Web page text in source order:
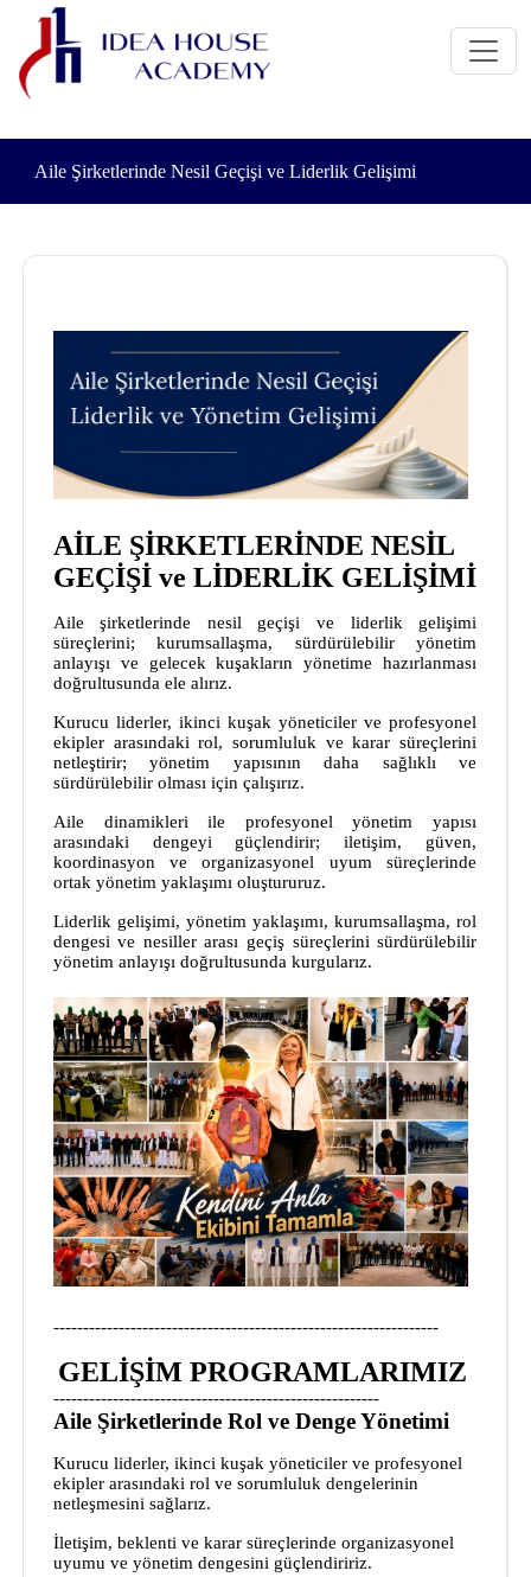
Aile Şirketlerinde Nesil Geçişi ve Liderlik Gelişimi
AİLE ŞİRKETLERİNDE NESİL
GEÇİŞİ ve LİDERLİK GELİŞİMİ
Aile şirketlerinde nesil geçişi ve liderlik gelişimi
süreçlerini; kurumsallaşma, sürdürülebilir yönetim
anlayışı ve gelecek kuşakların yönetime hazırlanması
doğrultusunda ele alırız.
Kurucu liderler, ikinci kuşak yöneticiler ve profesyonel
ekipler arasındaki rol, sorumluluk ve karar süreçlerini
netleştirir; yönetim yapısının daha sağlıklı ve
sürdürülebilir olması için çalışırız.
Aile dinamikleri ile profesyonel yönetim yapısı
arasındaki dengeyi güçlendirir; iletişim, güven,
koordinasyon ve organizasyonel uyum süreçlerinde
ortak yönetim yaklaşımı oluştururuz.
Liderlik gelişimi, yönetim yaklaşımı, kurumsallaşma, rol
dengesi ve nesiller arası geçiş süreçlerini sürdürülebilir
yönetim anlayışı doğrultusunda kurgularız.
-----------------------------------------------------------------
GELİŞİM PROGRAMLARIMIZ
-------------------------------------------------------
Aile Şirketlerinde Rol ve Denge Yönetimi
Kurucu liderler, ikinci kuşak yöneticiler ve profesyonel
ekipler arasındaki rol ve sorumluluk dengelerinin
netleşmesini sağlarız.
İletişim, beklenti ve karar süreçlerinde organizasyonel
uyumu ve yönetim dengesini güçlendiririz.